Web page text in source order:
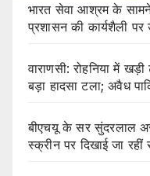
भारत सेवा आश्रम के
प्रशासन की कार्यशैली
वाराणसी: रोहनिया में
बड़ा हादसा टला; अवैध
बीएचयू के सर सुंदरलाल
स्क्रीन पर दिखाई जा रहीं